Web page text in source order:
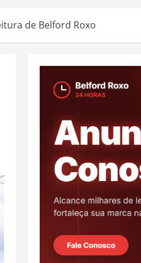
de Belford Roxo